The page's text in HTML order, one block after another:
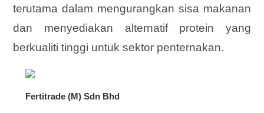
terutama dalam mengurangkan sisa makanan
dan menyediakan alternatif protein yang
berkualiti tinggi untuk sektor penternakan.
Fertitrade (M) Sdn Bhd